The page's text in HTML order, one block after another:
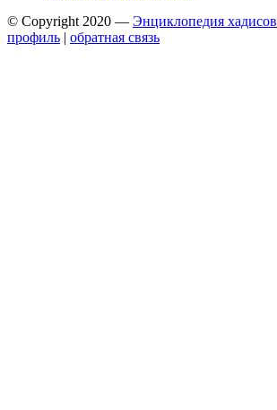
© Copyright 2020 — Энциклопедия хадисов
профиль | обратная связь